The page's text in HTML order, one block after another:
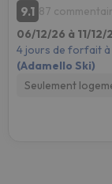
9.1 87
06/12/26 à 11/12/
4 jours de forfait à
(Adamello Ski)
Seulement